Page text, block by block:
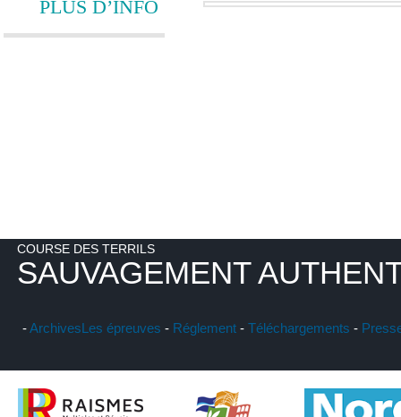
PLUS D’INFO
COURSE DES TERRILS
SAUVAGEMENT
-ArchivesLes épreuves - Réglement - Téléchargements -